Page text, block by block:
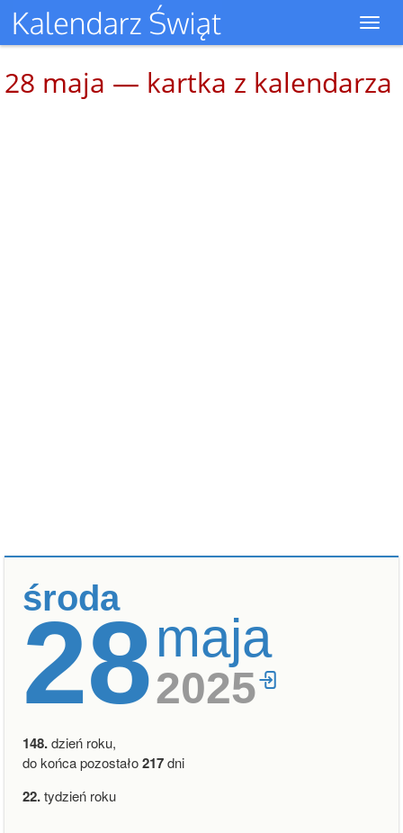
28 maja — kartka z kalendarza
środa
28maja
2025
148.dzień roku,
do końca pozostało217dni
22.tydzień roku